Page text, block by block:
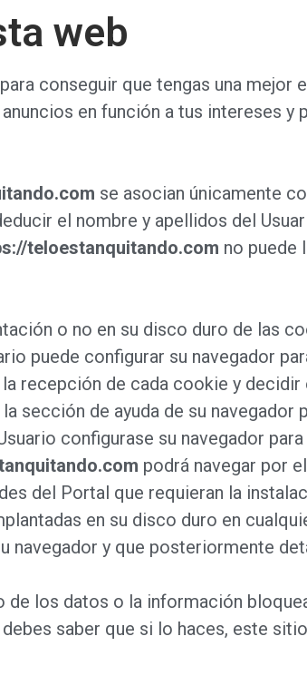
web
para conseguir que tengas una mejor
en función a tus intereses y
se asocian únicamente
el nombre y apellidos del
teloestanquitando.com no puede
o no en su disco duro de las
puede configurar su navegador
recepción de cada cookie y
sección de ayuda de su navegador
configurase su navegador
podrá navegar por
del Portal que requieran la
en su disco duro en
navegador y que posteriormente
los datos o la información
saber que si lo haces, este